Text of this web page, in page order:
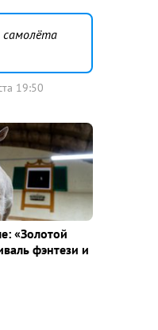
самолёта
19:50
«Золотой
фэнтези и